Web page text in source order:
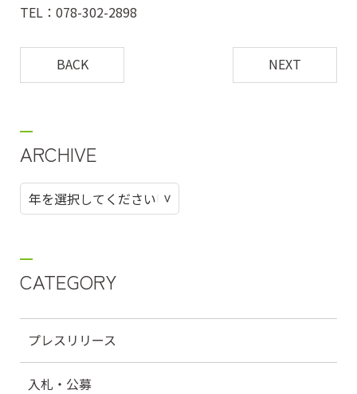
TEL：078-302-2898
BACK NEXT
ARCHIVE
CATEGORY
プレスリリース
入札・公募